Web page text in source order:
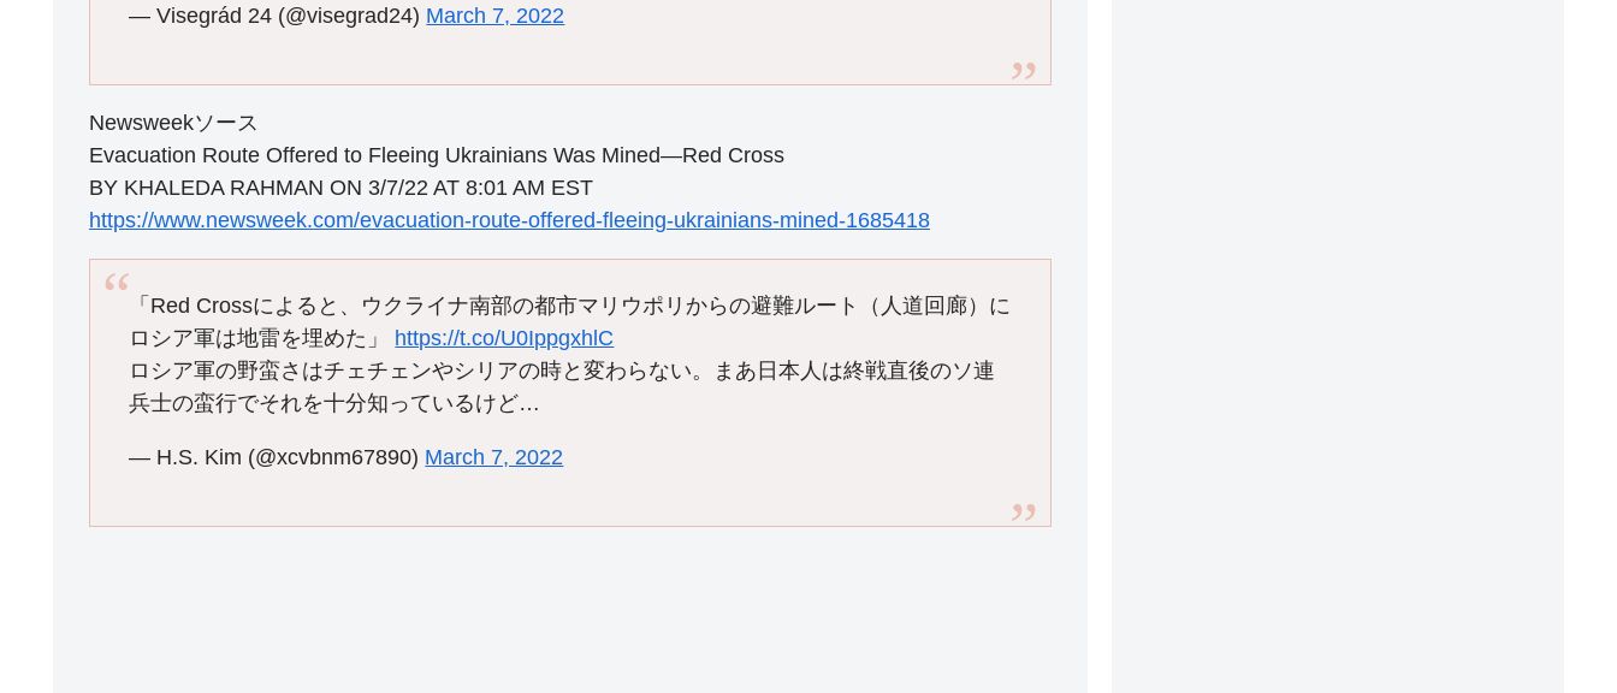
— Visegrád 24 (@visegrad24) March 7, 2022
Newsweekソース
Evacuation Route Offered to Fleeing Ukrainians Was Mined—Red Cross
BY KHALEDA RAHMAN ON 3/7/22 AT 8:01 AM EST
https://www.newsweek.com/evacuation-route-offered-fleeing-ukrainians-mined-1685418
「Red Crossによると、ウクライナ南部の都市マリウポリからの避難ルート（人道回廊）に
ロシア軍は地雷を埋めた」 https://t.co/U0IppgxhlC
ロシア軍の野蛮さはチェチェンやシリアの時と変わらない。まあ日本人は終戦直後のソ連
兵士の蛮行でそれを十分知っているけど…
— H.S. Kim (@xcvbnm67890) March 7, 2022